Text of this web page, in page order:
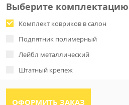
Выберите комплектацию
Комплект ковриков в салон
Подпятник полимерный
Лейбл металлический
Штатный крепеж